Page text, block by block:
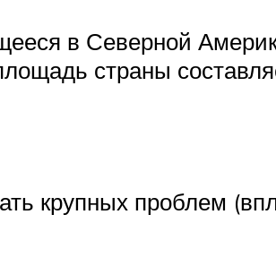
в Северной
страны
крупных проблем